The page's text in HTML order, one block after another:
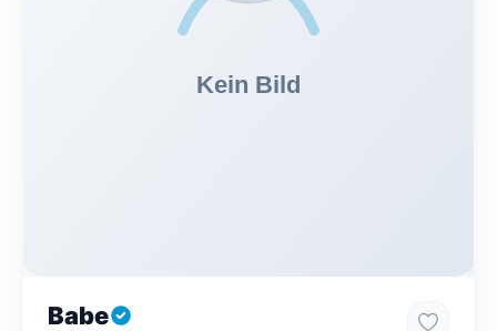
Babe